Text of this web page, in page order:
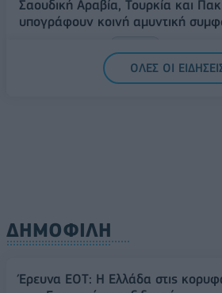
Σαουδική Αραβία, Τουρκία και
υπογράφουν κοινή αμυντική
ΟΛΕΣ ΟΙ
ΔΗΜΟΦΙΛΗ
Έρευνα ΕΟΤ: Η Ελλάδα στις